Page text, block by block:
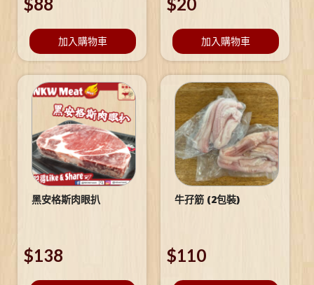
加入購物車 加入購物車
黑安格斯肉眼扒
$138
牛孖筋 (2包裝)
$110